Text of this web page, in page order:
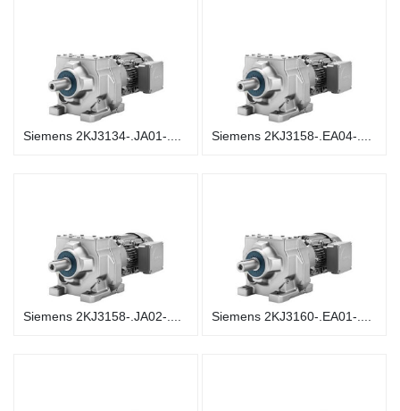
Siemens 2KJ3134-.JA01-.... Siemens 2KJ3158-.EA04-....
Siemens 2KJ3158-.JA02-.... Siemens 2KJ3160-.EA01-....